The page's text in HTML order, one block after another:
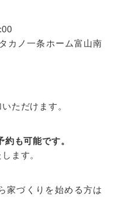
カノ一条ホーム富山南
ただけます。
も可能です。
ます。
家づくりを始める方は